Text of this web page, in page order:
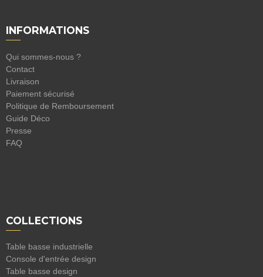
INFORMATIONS
Qui sommes-nous ?
Contact
Livraison
Paiement sécurisé
Politique de Remboursement
Guide Déco
Presse
FAQ
COLLECTIONS
Table basse industrielle
Console d'entrée design
Table basse design